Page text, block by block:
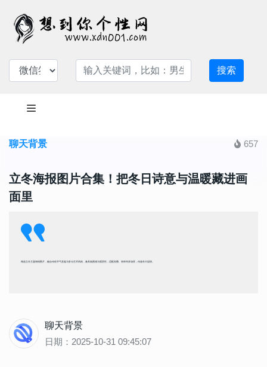
搜索
聊天背景 657
立冬海报图片合集！把冬日诗意与温暖藏进画
面里
精选立冬主题海报图片，融合传统节气意蕴与多元艺术风格，兼具氛围感与观赏性，适配发圈、装饰等多场景，传递冬日温情。
聊天背景
日期：2025-10-31 09:45:07